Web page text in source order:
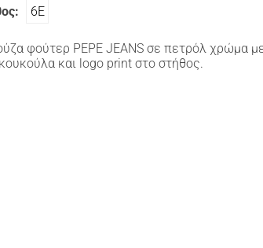
6Ε
φούτερ PEPE JEANS σε πετρόλ χρώμα
και logo print στο στήθος.